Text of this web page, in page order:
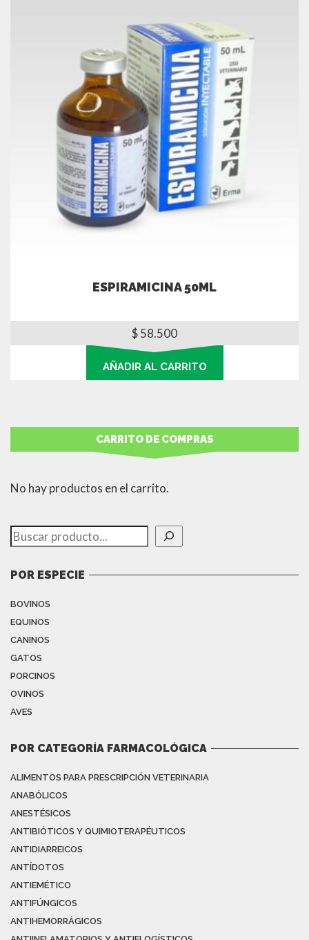
ESPIRAMICINA 50ML
$58.500
AÑADIR AL CARRITO
CARRITO DE COMPRAS
No hay productos en el carrito.
Buscar
POR ESPECIE
BOVINOS
EQUINOS
CANINOS
GATOS
PORCINOS
OVINOS
AVES
POR CATEGORÍA FARMACOLÓGICA
ALIMENTOS PARA PRESCRIPCIÓN VETERINARIA
ANABÓLICOS
ANESTÉSICOS
ANTIBIÓTICOS Y QUIMIOTERAPÉUTICOS
ANTIDIARREICOS
ANTÍDOTOS
ANTIEMÉTICO
ANTIFÚNGICOS
ANTIHEMORRÁGICOS